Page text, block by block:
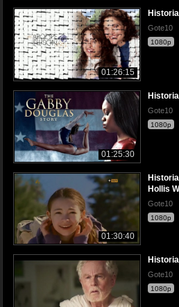
01:26:15
Gote10
1080p
01:25:30
Gote10
1080p
01:30:40
Hollis
Gote10
1080p
Gote10
1080p